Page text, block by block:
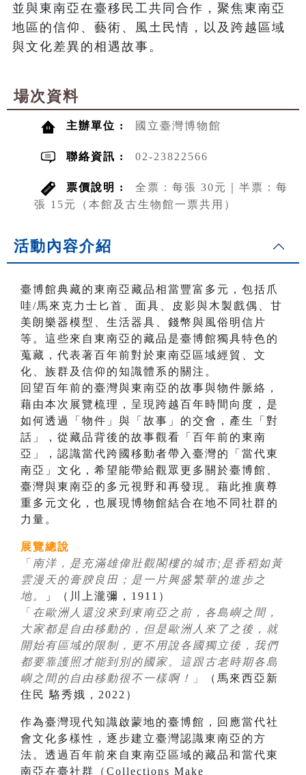
並與東南亞在臺移民工共同合作，聚焦東南亞
地區的信仰、藝術、風土民情，以及跨越區域
與文化差異的相遇故事。
場次資料
主辦單位 : 國立臺灣博物館
聯絡資訊 : 02-23822566
票價說明 :
全票：每張 30元｜半票：每
張 15元（本館及古生物館一票共用）
活動內容介紹
臺博館典藏的東南亞藏品相當豐富多元，包括爪
哇/馬來克力士匕首、面具、皮影與木製戲偶、甘
美朗樂器模型、生活器具、錢幣與風俗明信片
等。這些來自東南亞的藏品是臺博館獨具特色的
蒐藏，代表著百年前對於東南亞區域經貿、文
化、族群及信仰的知識體系的關注。
回望百年前的臺灣與東南亞的故事與物件脈絡，
藉由本次展覽梳理，呈現跨越百年時間向度，是
如何透過「物件」與「故事」的交會，產生「對
話」，從藏品背後的故事觀看「百年前的東南
亞」，認識當代跨國移動者帶入臺灣的「當代東
南亞」文化，希望能帶給觀眾更多關於臺博館、
臺灣與東南亞的多元視野和再發現。藉此推廣尊
重多元文化，也展現博物館結合在地不同社群的
力量。
展覽總說
「 南洋，是充滿雄偉壯觀閣樓的城市;是香稻如黃
雲漫天的膏腴良田；是一片興盛繁華的進步之
地。
」（川上瀧彌，1911）
「 在歐洲人還沒來到東南亞之前，各島嶼之間，
大家都是自由移動的，但是歐洲人來了之後，就
開始有區域的限制，更不用說各國獨立後，我們
都要靠護照才能到別的國家。這跟古老時期各島
嶼之間的自由移動很不一樣啊！
」
（馬來西亞新
住民 駱秀娥，2022）
作為臺灣現代知識啟蒙地的臺博館，回應當代社
會文化多樣性，逐步建立臺灣認識東南亞的方
法。透過百年前來自東南亞區域的藏品和當代東
南亞在臺社群（Collections Make